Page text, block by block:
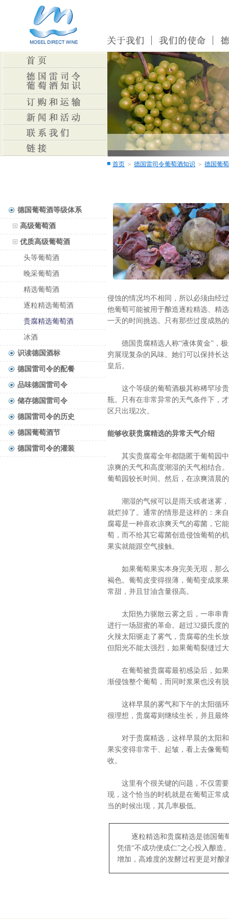
德国葡萄酒等级体系
高级葡萄酒
优质高级葡萄酒
头等葡萄酒
晚采葡萄酒
精选葡萄酒
逐粒精选葡萄酒
贵腐精选葡萄酒
冰酒
识读德国酒标
德国雷司令的配餐
品味德国雷司令
储存德国雷司令
德国雷司令的历史
德国葡萄酒节
德国雷司令的灌装
首页 ＞ 德国雷司令葡萄酒知识 ＞ 德国葡
侵蚀的情况均不相同，所以必须由经
他葡萄可能被用于酿造逐粒精选、精
一天的时间挑选。只有那些过度成熟
德国贵腐精选人称“液体黄金”，极
穷展现复杂的风味。她们可以保持长
皇后。
这个等级的葡萄酒极其称稀罕珍贵
瓶。只有在非常异常的天气条件下，
区只出现2次。
能够收获贵腐精选的异常天气介绍
其实贵腐霉全年都隐匿于葡萄园中
凉爽的天气和高度潮湿的天气相结合
葡萄园较长时间。然后，在凉爽清晨
潮湿的气候可以是雨天或者迷雾，
就烂掉了。通常的情形是这样的：来
腐霉是一种喜欢凉爽天气的霉菌，它
萄，而不给其它霉菌创造侵蚀葡萄的
果实就能跟空气接触。
如果葡萄果实本身完美无瑕，那么
褐色。葡萄皮变得很薄，葡萄变成浆
常甜，并且甘油含量很高。
太阳热力驱散云雾之后，一串串青
进行一场甜蜜的革命。超过32摄氏度
火辣太阳驱走了雾气，贵腐霉的生长
但阳光不能太强烈，如果葡萄裂缝过
在葡萄被贵腐霉最初感染后，如果
渐侵蚀整个葡萄，而同时浆果也没有
这样早晨的雾气和下午的太阳循环
很理想，贵腐霉则继续生长，并且最
对于贵腐精选，这样早晨的太阳和
果实变得非常干、起皱，看上去像葡
收。
这里有个很关键的问题，不仅需要
现，这个恰当的时机就是在葡萄正常
当的时候出现，其几率极低。
逐粒精选和贵腐精选是德国葡萄
凭借“不成功便成仁”之心投入酿造
增加，高难度的发酵过程更是对酿